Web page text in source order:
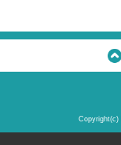
Copyright(c)